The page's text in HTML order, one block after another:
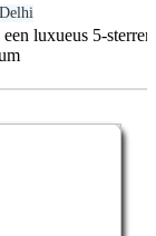
Delhi
luxueus 5-